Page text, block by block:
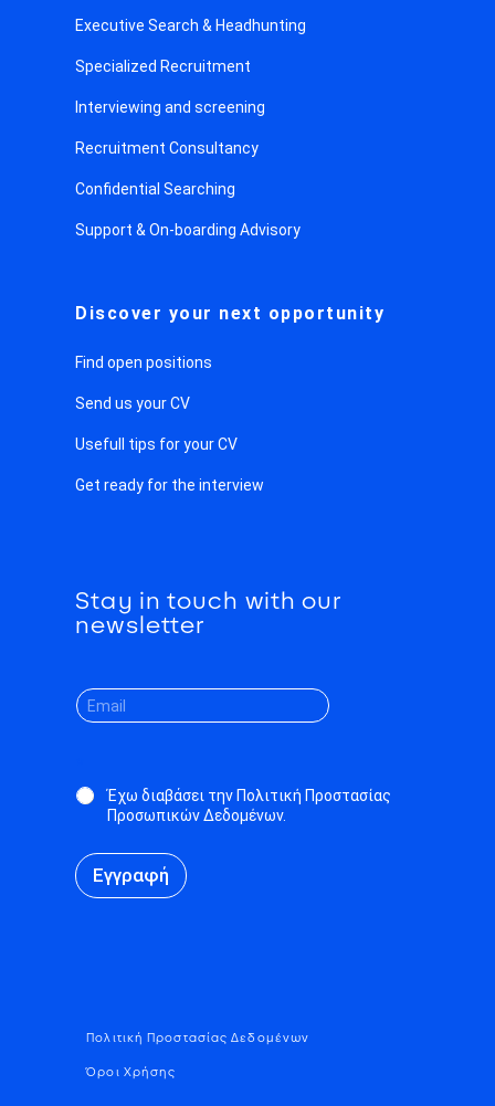
Executive Search & Headhunting
Specialized Recruitment
Interviewing and screening
Recruitment Consultancy
Confidential Searching
Support & On-boarding Advisory
Discover your next opportunity
Find open positions
Send us your CV
Usefull tips for your CV
Get ready for the interview
Stay in touch with our
newsletter
Έχω διαβάσει την Πολιτική Προστασίας
Προσωπικών Δεδομένων.
Εγγραφή
Πολιτική Προστασίας Δεδομένων
Όροι Χρήσης